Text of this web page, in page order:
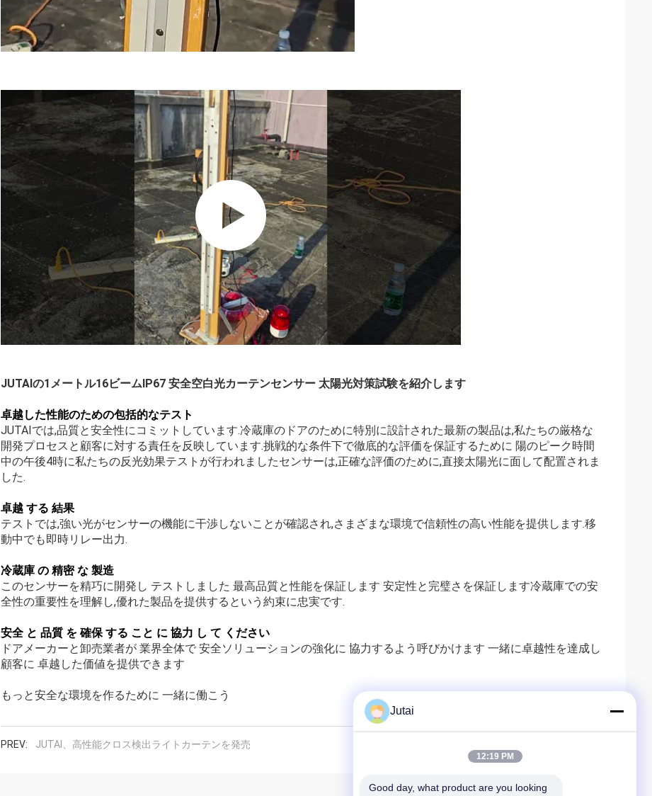
JUTAIの1メートル16ビームIP67 安全空白光カーテンセンサー 太陽光対策試験を紹介します
卓越した性能のための包括的なテスト
JUTAIでは,品質と安全性にコミットしています.冷蔵庫のドアのために特別に設計された最新の製品は,私たちの厳格な
開発プロセスと顧客に対する責任を反映しています.挑戦的な条件下で徹底的な評価を保証するために 陽のピーク時間
中の午後4時に私たちの反光効果テストが行われましたセンサーは,正確な評価のために,直接太陽光に面して配置されま
した.
卓越 する 結果
テストでは,強い光がセンサーの機能に干渉しないことが確認され,さまざまな環境で信頼性の高い性能を提供します.移
動中でも即時リレー出力.
冷蔵庫 の 精密 な 製造
このセンサーを精巧に開発し テストしました 最高品質と性能を保証します 安定性と完璧さを保証します冷蔵庫での安
全性の重要性を理解し,優れた製品を提供するという約束に忠実です.
安全 と 品質 を 確保 する こと に 協力 し て ください
ドアメーカーと卸売業者が 業界全体で 安全ソリューションの強化に 協力するよう呼びかけます 一緒に卓越性を達成し
顧客に 卓越した価値を提供できます
もっと安全な環境を作るために 一緒に働こう
PREV: JUTAI、高性能クロス検出ライトカーテンを発売
Jutai
12:19 PM
Good day, what product are you looking